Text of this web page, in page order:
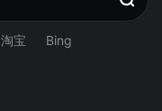
淘宝 Bing